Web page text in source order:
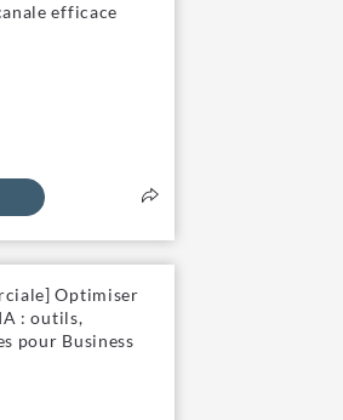
efficace
Optimiser
: outils,
pour Business